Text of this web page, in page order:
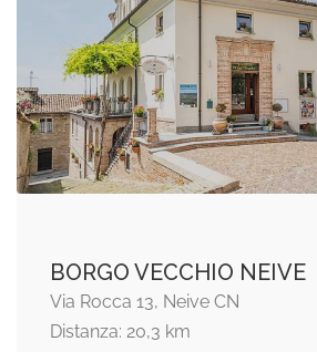
BORGO VECCHIO NEIVE
Via Rocca 13, Neive CN
Distanza: 20,3 km